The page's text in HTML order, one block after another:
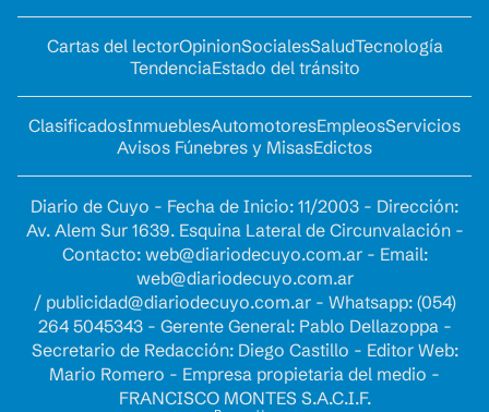
Cartas del lectorOpinionSocialesSaludTecnología
TendenciaEstado del tránsito
ClasificadosInmueblesAutomotoresEmpleosServicios
Avisos Fúnebres y MisasEdictos
Diario de Cuyo - Fecha de Inicio: 11/2003 - Dirección:
Av. Alem Sur 1639. Esquina Lateral de Circunvalación -
Contacto: web@diariodecuyo.com.ar- Email:
web@diariodecuyo.com.ar
/ publicidad@diariodecuyo.com.ar- Whatsapp: (054)
264 5045343 - Gerente General: Pablo Dellazoppa -
Secretario de Redacción: Diego Castillo - Editor Web:
Mario Romero - Empresa propietaria del medio -
FRANCISCO MONTES S.A.C.I.F.